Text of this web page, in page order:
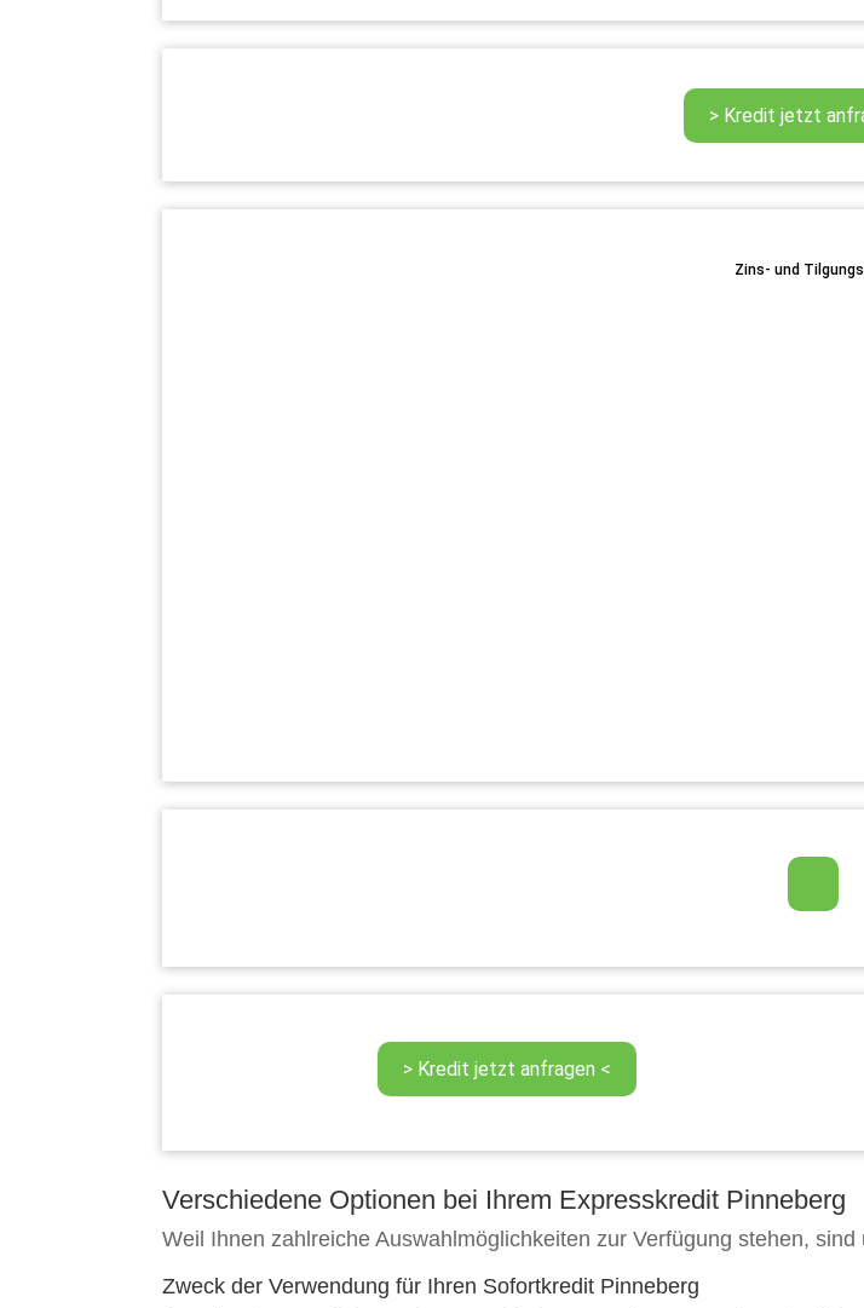
Zins- und
Verschiedene Optionen bei Ihrem Expresskredit Pinneberg
Weil Ihnen zahlreiche Auswahlmöglichkeiten zur Verfügung stehen,
Zweck der Verwendung für Ihren Sofortkredit Pinneberg